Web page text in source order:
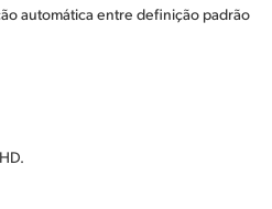
automática entre definição padrão